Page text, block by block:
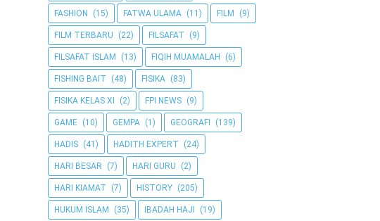
FASHION (15) FATWA ULAMA (11) FILM (9)
FILM TERBARU (22) FILSAFAT (9)
FILSAFAT ISLAM (13) FIQIH MUAMALAH (6)
FISHING BAIT (48) FISIKA (83)
FISIKA KELAS XI (2) FPI NEWS (9)
GAME (10) GEMPA (1) GEOGRAFI (139)
HADIS (41) HADITH EXPERT (24)
HARI BESAR (7) HARI GURU (2)
HARI KIAMAT (7) HISTORY (205)
HUKUM ISLAM (35) IBADAH HAJI (19)